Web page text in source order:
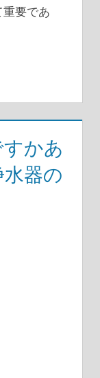
要であ
かあ
器の